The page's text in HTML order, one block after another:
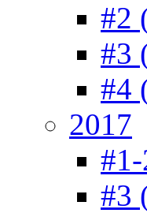
#2
#3
#4
2017
#3